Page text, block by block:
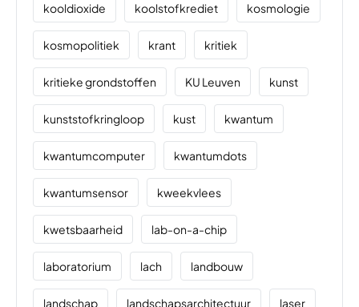
kooldioxide koolstofkrediet kosmologie
kosmopolitiek krant kritiek
kritieke grondstoffen KU Leuven kunst
kunststofkringloop kust kwantum
kwantumcomputer kwantumdots
kwantumsensor kweekvlees
kwetsbaarheid lab-on-a-chip
laboratorium lach landbouw
landschap landschapsarchitectuur laser